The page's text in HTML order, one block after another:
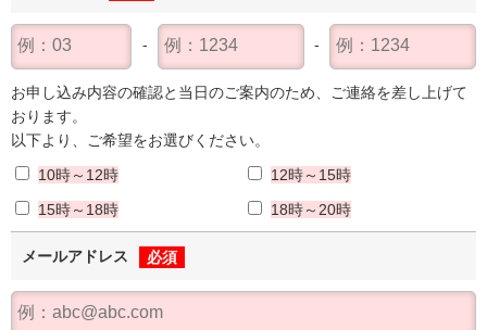
お申し込み内容の確認と当日のご案内のため、ご連絡を差し上げて
おります。
以下より、ご希望をお選びください。
10時～12時
12時～15時
15時～18時
18時～20時
メールアドレス 必須